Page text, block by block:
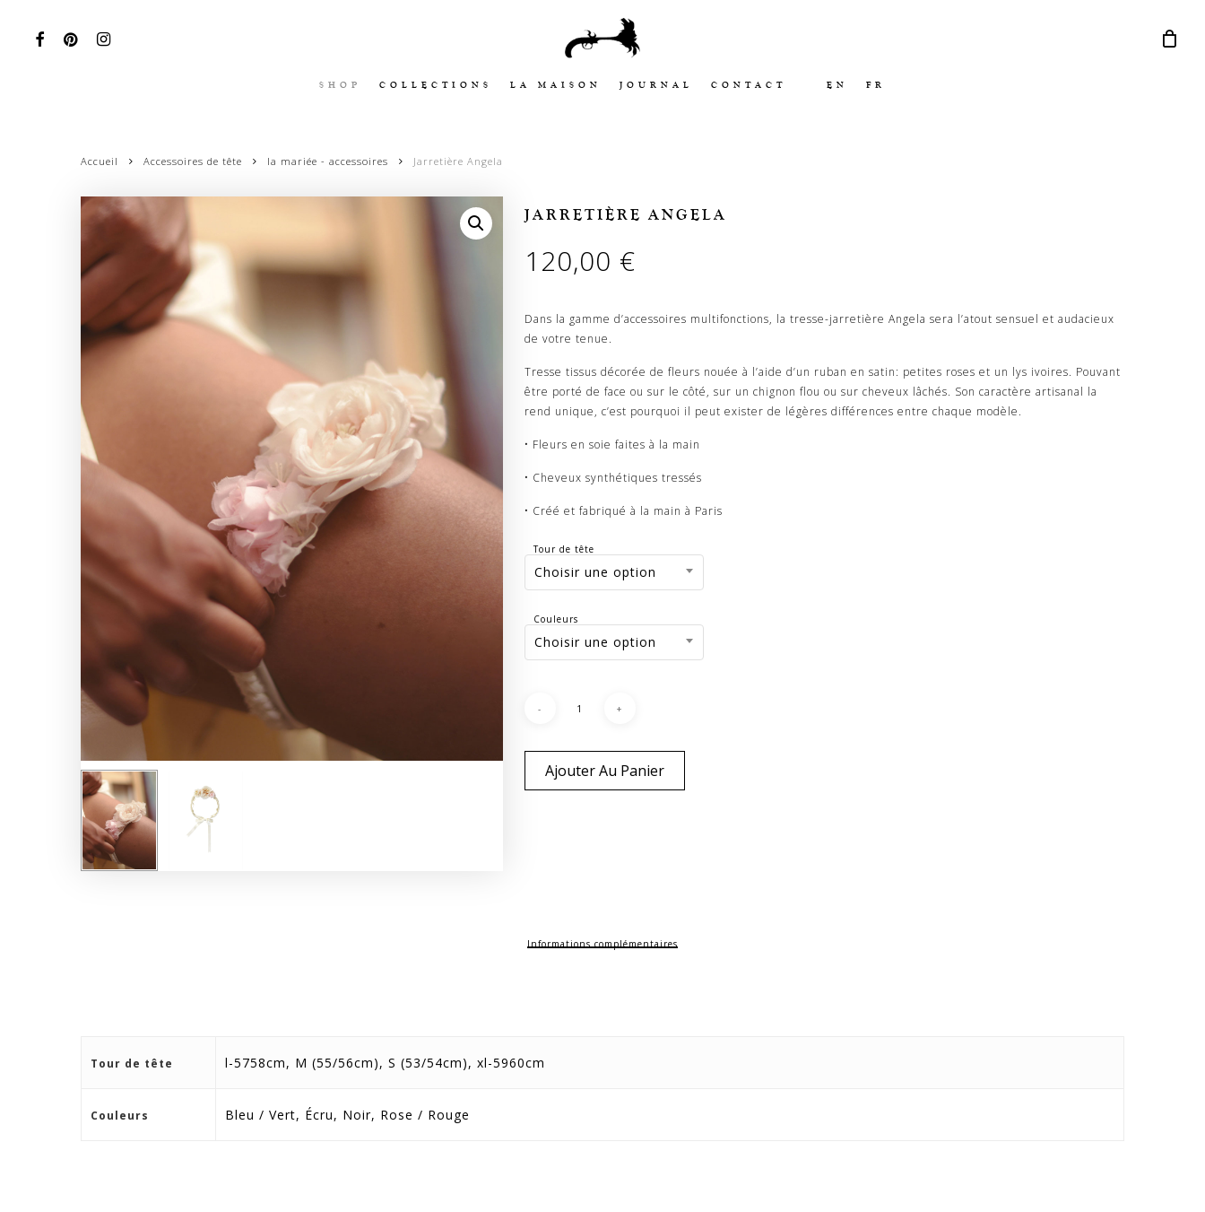
FACEBOOK
PINTEREST
INSTAGRAM
SHOP COLLECTIONS LA MAISON JOURNAL CONTACT EN FR
Accueil Accessoires de tête la mariée - accessoires Jarretière Angela
JARRETIÈRE ANGELA
120,00 €
Dans la gamme d’accessoires multifonctions, la tresse-jarretière Angela sera l’atout sensuel et audacieux
de votre tenue.
Tresse tissus décorée de fleurs nouée à l’aide d’un ruban en satin: petites roses et un lys ivoires. Pouvant
être porté de face ou sur le côté, sur un chignon flou ou sur cheveux lâchés. Son caractère artisanal la
rend unique, c’est pourquoi il peut exister de légères différences entre chaque modèle.
• Fleurs en soie faites à la main
• Cheveux synthétiques tressés
• Créé et fabriqué à la main à Paris
Tour de tête
Choisir une option
Couleurs
Choisir une option
Ajouter Au Panier
Informations complémentaires
Tour de tête l-5758cm, M (55/56cm), S (53/54cm), xl-5960cm
Couleurs Bleu / Vert, Écru, Noir, Rose / Rouge